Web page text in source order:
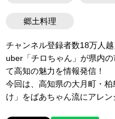
郷土料理
チャンネル登録者数18万人
uber「チロちゃん」が県内
て高知の魅力を情報発信！
今回は、高知県の大月町・
け」をばあちゃん流にアレン